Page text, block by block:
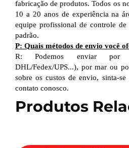
fabricação de produtos. Todos os
10 a 20 anos de experiência na
equipe profissional de controle
padrão.
P: Quais métodos de envio você
R: Podemos enviar por
DHL/Fedex/UPS...), por mar ou
sobre os custos de envio, sinta-
contato conosco.
Produtos